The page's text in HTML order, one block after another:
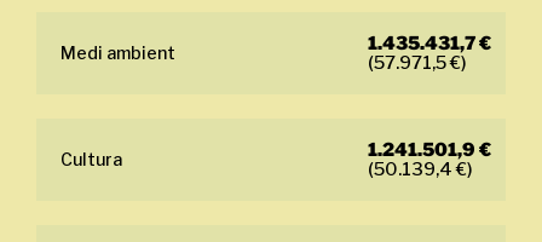
Medi ambient
1.435.431,7 €
(57.971,5 €)
Cultura
1.241.501,9 €
(50.139,4 €)